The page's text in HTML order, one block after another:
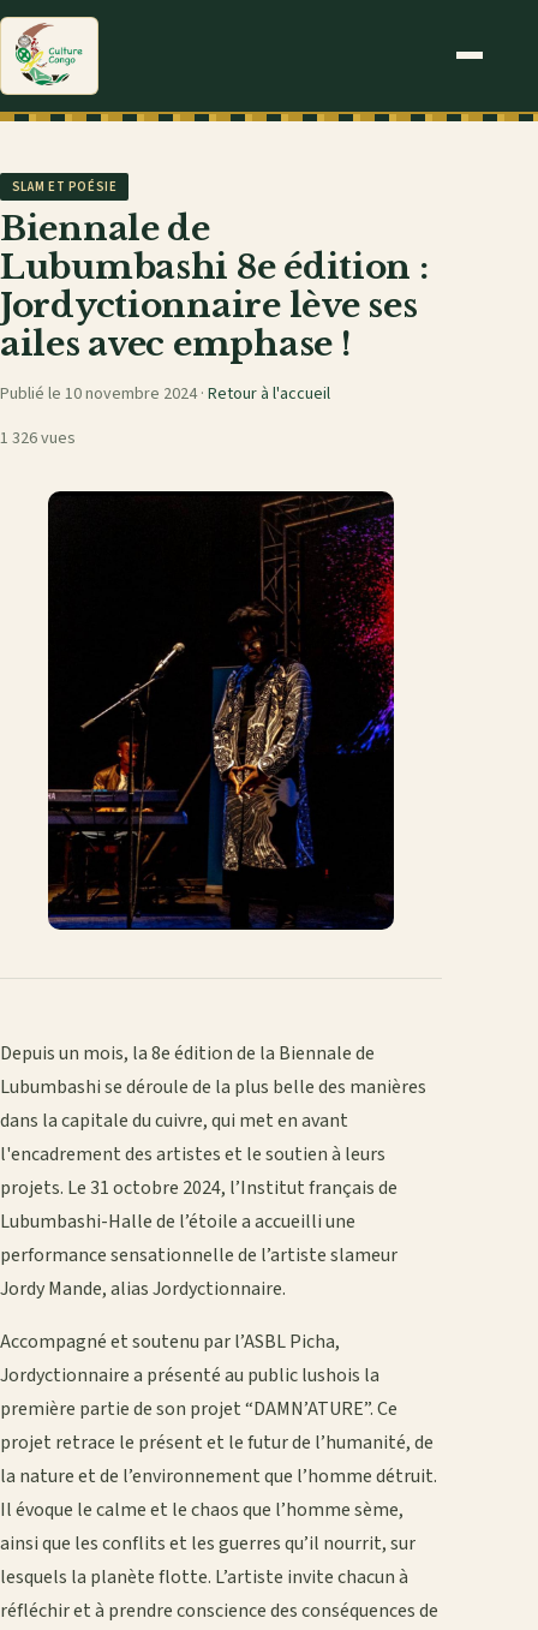
SLAM ET POÉSIE
Biennale de
Lubumbashi 8e édition :
Jordyctionnaire lève ses
ailes avec emphase !
Publié le 10 novembre 2024 · Retour à l'accueil
1 326 vues
Depuis un mois, la 8e édition de la Biennale de
Lubumbashi se déroule de la plus belle des manières
dans la capitale du cuivre, qui met en avant
l'encadrement des artistes et le soutien à leurs
projets. Le 31 octobre 2024, l’Institut français de
Lubumbashi-Halle de l’étoile a accueilli une
performance sensationnelle de l’artiste slameur
Jordy Mande, alias Jordyctionnaire.
Accompagné et soutenu par l’ASBL Picha,
Jordyctionnaire a présenté au public lushois la
première partie de son projet “DAMN’ATURE”. Ce
projet retrace le présent et le futur de l’humanité, de
la nature et de l’environnement que l’homme détruit.
Il évoque le calme et le chaos que l’homme sème,
ainsi que les conflits et les guerres qu’il nourrit, sur
lesquels la planète flotte. L’artiste invite chacun à
réfléchir et à prendre conscience des conséquences de